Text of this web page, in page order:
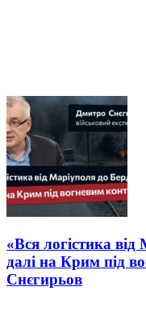
«Вся логістика
далі на Крим під
Снєгирьов